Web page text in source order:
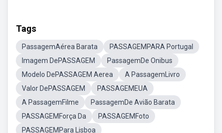
Tags
PassagemAérea Barata
PASSAGEMPARA Portugal
Imagem DePASSAGEM
PassagemDe Onibus
Modelo DePASSAGEM Aerea
A PassagemLivro
Valor DePASSAGEM
PASSAGEMEUA
A PassagemFilme
PassagemDe Avião Barata
PASSAGEMForça Da
PASSAGEMFoto
PASSAGEMPara Lisboa